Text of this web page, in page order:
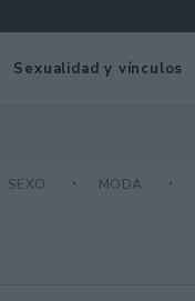
Sexualidad y vínculos
SEXO MODA